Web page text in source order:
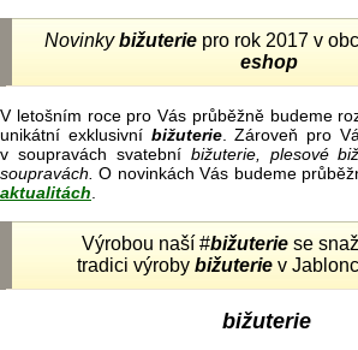
Novinkybižuterie pro rok 2017 v
eshop
V letošním roce pro Vás průběžně budeme
unikátní exklusivní bižuterie. Zároveň pro
v soupravách svatební bižuterie, plesové
soupravách. O novinkách Vás budeme
aktualitách
Výrobou naší #bižuterie se
tradici výrobybižuterie v
bižuterie